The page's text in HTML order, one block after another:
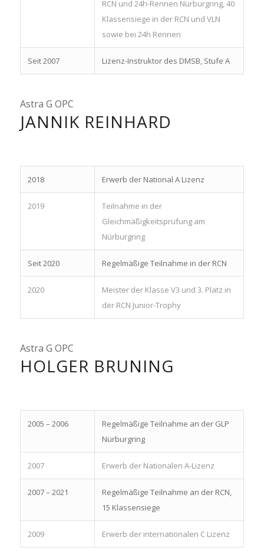
RCN und 24h-Rennen Nürburgring, 40
Klassensiege in der RCN und VLN
sowie bei 24h Rennen
Seit 2007 Lizenz-Instruktor des DMSB, Stufe A
Astra G OPC
JANNIK REINHARD
2018 Erwerb der National A Lizenz
2019
Teilnahme in der
Gleichmäßigkeitsprüfung am
Nürburgring
Seit 2020 Regelmäßige Teilnahme in der RCN
2020
Meister der Klasse V3 und 3. Platz in
der RCN Junior-Trophy
Astra G OPC
HOLGER BRUNING
2005 – 2006
Regelmäßige Teilnahme an der GLP
Nürburgring
2007 Erwerb der Nationalen A-Lizenz
2007 – 2021
Regelmäßige Teilnahme an der RCN,
15 Klassensiege
2009 Erwerb der internationalen C Lizenz